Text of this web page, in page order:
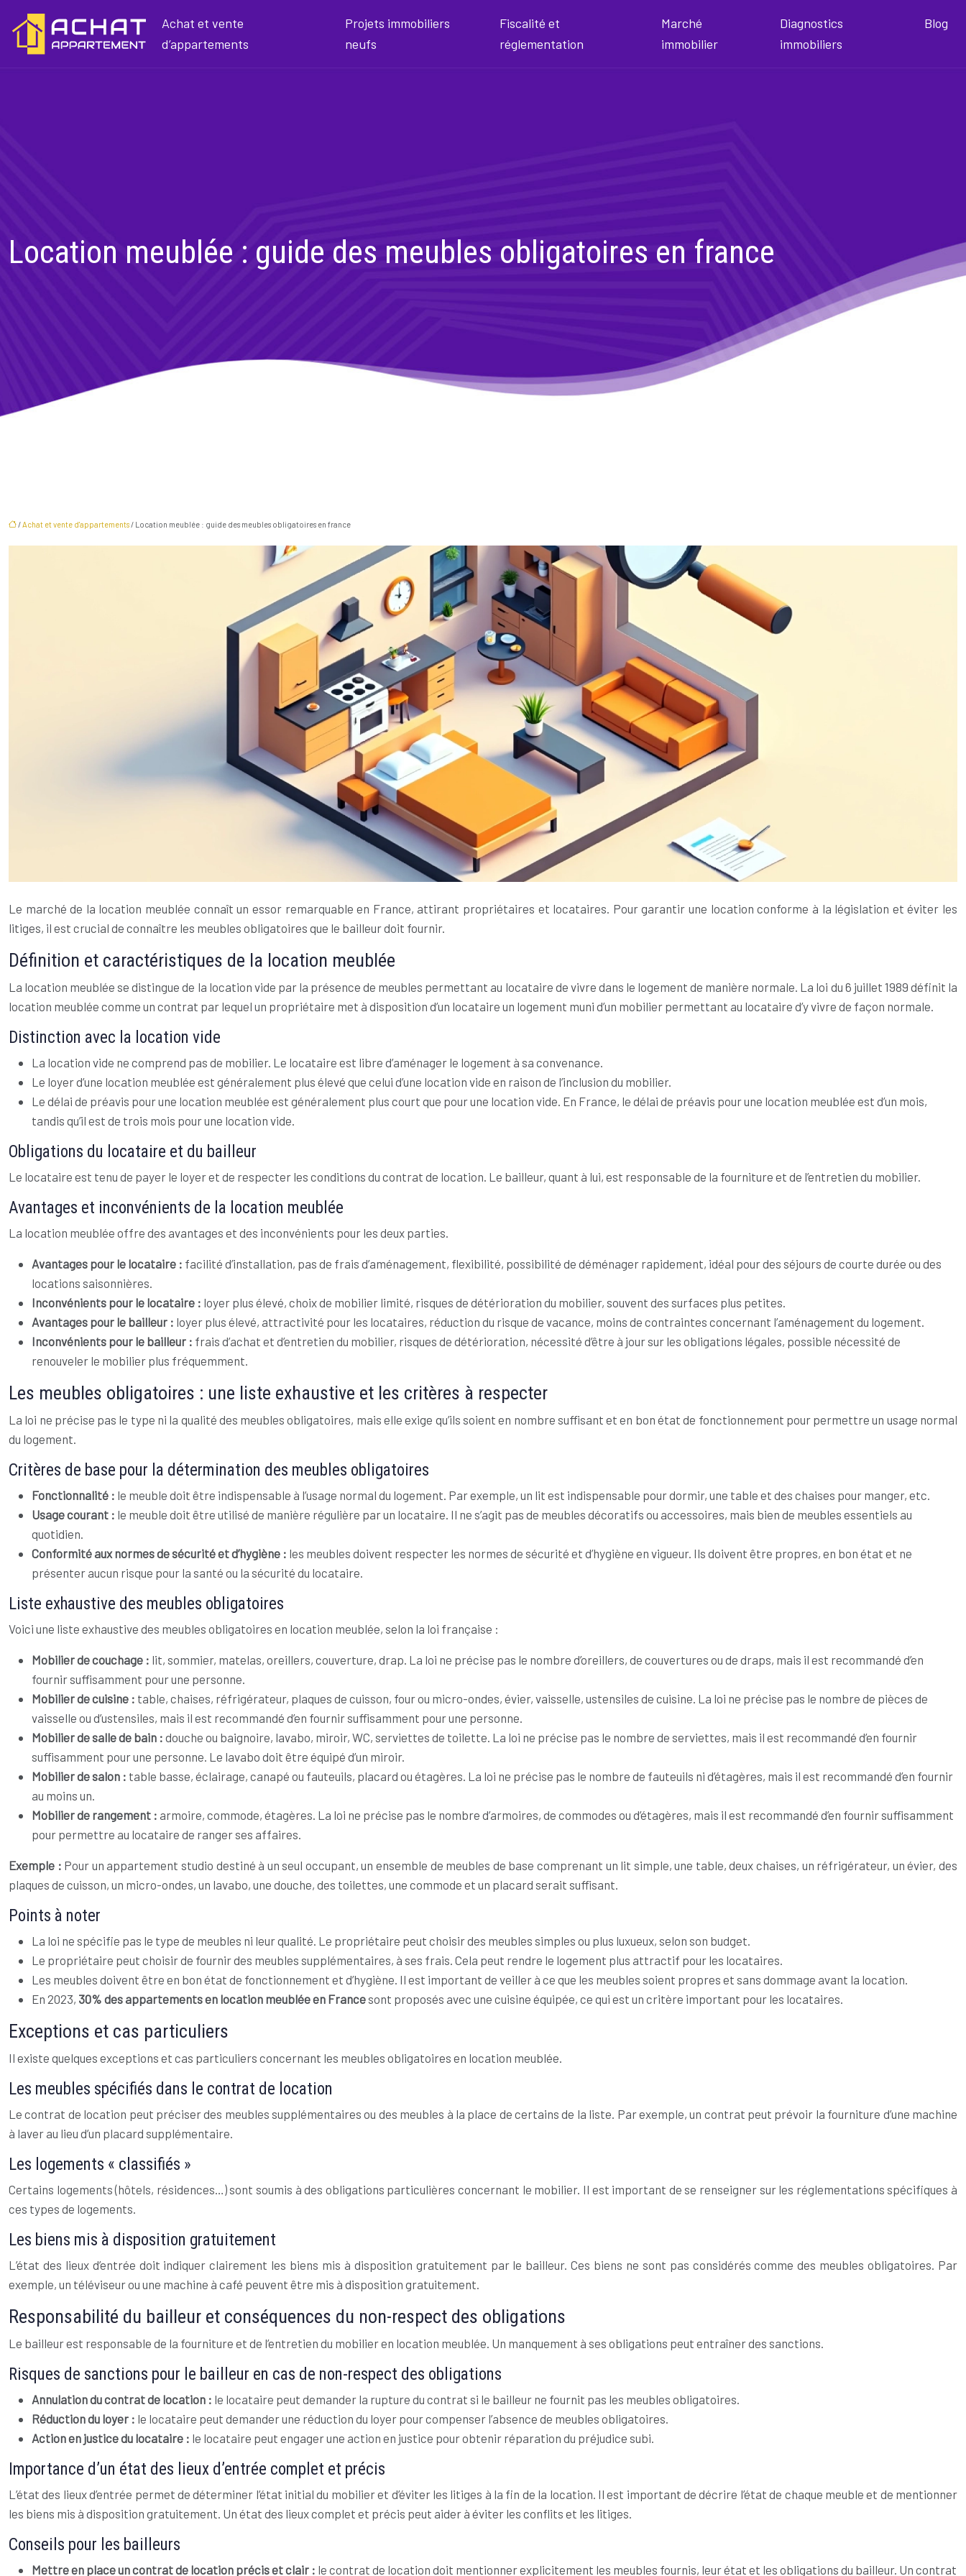
Achat et vente
d’appartements
Projets immobiliers
neufs
Fiscalité et
réglementation
Marché
immobilier
Diagnostics
immobiliers
Blog
Location meublée : guide des meubles obligatoires en france
/Achat et vente d'appartements/ Location meublée : guide des meubles obligatoires en france
Le marché de la location meublée connaît un essor remarquable en France, attirant propriétaires et locataires. Pour garantir une location conforme à la législation et éviter les
litiges, il est crucial de connaître les meubles obligatoires que le bailleur doit fournir.
Définition et caractéristiques de la location meublée
La location meublée se distingue de la location vide par la présence de meubles permettant au locataire de vivre dans le logement de manière normale. La loi du 6 juillet 1989 définit la
location meublée comme un contrat par lequel un propriétaire met à disposition d’un locataire un logement muni d’un mobilier permettant au locataire d’y vivre de façon normale.
Distinction avec la location vide
La location vide ne comprend pas de mobilier. Le locataire est libre d’aménager le logement à sa convenance.
Le loyer d’une location meublée est généralement plus élevé que celui d’une location vide en raison de l’inclusion du mobilier.
Le délai de préavis pour une location meublée est généralement plus court que pour une location vide. En France, le délai de préavis pour une location meublée est d’un mois,
tandis qu’il est de trois mois pour une location vide.
Obligations du locataire et du bailleur
Le locataire est tenu de payer le loyer et de respecter les conditions du contrat de location. Le bailleur, quant à lui, est responsable de la fourniture et de l’entretien du mobilier.
Avantages et inconvénients de la location meublée
La location meublée offre des avantages et des inconvénients pour les deux parties.
Avantages pour le locataire : facilité d’installation, pas de frais d’aménagement, flexibilité, possibilité de déménager rapidement, idéal pour des séjours de courte durée ou des
locations saisonnières.
Inconvénients pour le locataire : loyer plus élevé, choix de mobilier limité, risques de détérioration du mobilier, souvent des surfaces plus petites.
Avantages pour le bailleur : loyer plus élevé, attractivité pour les locataires, réduction du risque de vacance, moins de contraintes concernant l’aménagement du logement.
Inconvénients pour le bailleur : frais d’achat et d’entretien du mobilier, risques de détérioration, nécessité d’être à jour sur les obligations légales, possible nécessité de
renouveler le mobilier plus fréquemment.
Les meubles obligatoires : une liste exhaustive et les critères à respecter
La loi ne précise pas le type ni la qualité des meubles obligatoires, mais elle exige qu’ils soient en nombre suffisant et en bon état de fonctionnement pour permettre un usage normal
du logement.
Critères de base pour la détermination des meubles obligatoires
Fonctionnalité : le meuble doit être indispensable à l’usage normal du logement. Par exemple, un lit est indispensable pour dormir, une table et des chaises pour manger, etc.
Usage courant : le meuble doit être utilisé de manière régulière par un locataire. Il ne s’agit pas de meubles décoratifs ou accessoires, mais bien de meubles essentiels au
quotidien.
Conformité aux normes de sécurité et d’hygiène : les meubles doivent respecter les normes de sécurité et d’hygiène en vigueur. Ils doivent être propres, en bon état et ne
présenter aucun risque pour la santé ou la sécurité du locataire.
Liste exhaustive des meubles obligatoires
Voici une liste exhaustive des meubles obligatoires en location meublée, selon la loi française :
Mobilier de couchage : lit, sommier, matelas, oreillers, couverture, drap. La loi ne précise pas le nombre d’oreillers, de couvertures ou de draps, mais il est recommandé d’en
fournir suffisamment pour une personne.
Mobilier de cuisine : table, chaises, réfrigérateur, plaques de cuisson, four ou micro-ondes, évier, vaisselle, ustensiles de cuisine. La loi ne précise pas le nombre de pièces de
vaisselle ou d’ustensiles, mais il est recommandé d’en fournir suffisamment pour une personne.
Mobilier de salle de bain : douche ou baignoire, lavabo, miroir, WC, serviettes de toilette. La loi ne précise pas le nombre de serviettes, mais il est recommandé d’en fournir
suffisamment pour une personne. Le lavabo doit être équipé d’un miroir.
Mobilier de salon : table basse, éclairage, canapé ou fauteuils, placard ou étagères. La loi ne précise pas le nombre de fauteuils ni d’étagères, mais il est recommandé d’en fournir
au moins un.
Mobilier de rangement : armoire, commode, étagères. La loi ne précise pas le nombre d’armoires, de commodes ou d’étagères, mais il est recommandé d’en fournir suffisamment
pour permettre au locataire de ranger ses affaires.
Exemple : Pour un appartement studio destiné à un seul occupant, un ensemble de meubles de base comprenant un lit simple, une table, deux chaises, un réfrigérateur, un évier, des
plaques de cuisson, un micro-ondes, un lavabo, une douche, des toilettes, une commode et un placard serait suffisant.
Points à noter
La loi ne spécifie pas le type de meubles ni leur qualité. Le propriétaire peut choisir des meubles simples ou plus luxueux, selon son budget.
Le propriétaire peut choisir de fournir des meubles supplémentaires, à ses frais. Cela peut rendre le logement plus attractif pour les locataires.
Les meubles doivent être en bon état de fonctionnement et d’hygiène. Il est important de veiller à ce que les meubles soient propres et sans dommage avant la location.
En 2023, 30% des appartements en location meublée en Francesont proposés avec une cuisine équipée, ce qui est un critère important pour les locataires.
Exceptions et cas particuliers
Il existe quelques exceptions et cas particuliers concernant les meubles obligatoires en location meublée.
Les meubles spécifiés dans le contrat de location
Le contrat de location peut préciser des meubles supplémentaires ou des meubles à la place de certains de la liste. Par exemple, un contrat peut prévoir la fourniture d’une machine
à laver au lieu d’un placard supplémentaire.
Les logements « classifiés »
Certains logements (hôtels, résidences…) sont soumis à des obligations particulières concernant le mobilier. Il est important de se renseigner sur les réglementations spécifiques à
ces types de logements.
Les biens mis à disposition gratuitement
L’état des lieux d’entrée doit indiquer clairement les biens mis à disposition gratuitement par le bailleur. Ces biens ne sont pas considérés comme des meubles obligatoires. Par
exemple, un téléviseur ou une machine à café peuvent être mis à disposition gratuitement.
Responsabilité du bailleur et conséquences du non-respect des obligations
Le bailleur est responsable de la fourniture et de l’entretien du mobilier en location meublée. Un manquement à ses obligations peut entraîner des sanctions.
Risques de sanctions pour le bailleur en cas de non-respect des obligations
Annulation du contrat de location : le locataire peut demander la rupture du contrat si le bailleur ne fournit pas les meubles obligatoires.
Réduction du loyer : le locataire peut demander une réduction du loyer pour compenser l’absence de meubles obligatoires.
Action en justice du locataire : le locataire peut engager une action en justice pour obtenir réparation du préjudice subi.
Importance d’un état des lieux d’entrée complet et précis
L’état des lieux d’entrée permet de déterminer l’état initial du mobilier et d’éviter les litiges à la fin de la location. Il est important de décrire l’état de chaque meuble et de mentionner
les biens mis à disposition gratuitement. Un état des lieux complet et précis peut aider à éviter les conflits et les litiges.
Conseils pour les bailleurs
Mettre en place un contrat de location précis et clair : le contrat de location doit mentionner explicitement les meubles fournis, leur état et les obligations du bailleur. Un contrat